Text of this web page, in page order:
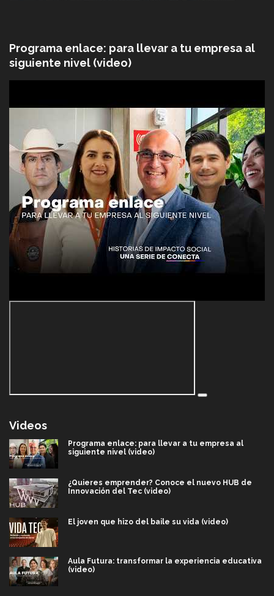
Programa enlace: para llevar a tu empresa al
siguiente nivel (video)
Videos
Programa enlace: para llevar a tu empresa al
siguiente nivel (video)
¿Quieres emprender? Conoce el nuevo HUB de
Innovación del Tec (video)
El joven que hizo del baile su vida (video)
Aula Futura: transformar la experiencia educativa
(video)